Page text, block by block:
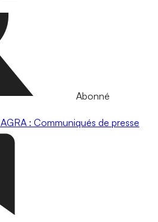
Abonné
AGRA : Communiqués de presse